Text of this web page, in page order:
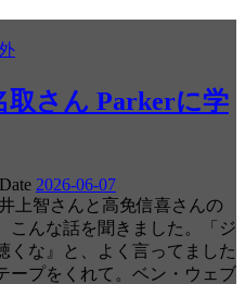
取さん Parkerに学
Date 2026-06-07
上智さんと高免信喜さんの
こんな話を聞きました。「ジ
くな』と、よく言ってました
ープをくれて。ベン・ウェブ